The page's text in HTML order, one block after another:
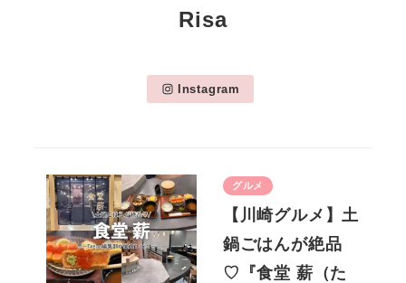
Risa
Instagram
グルメ
【川崎グルメ】土
鍋ごはんが絶品
♡『食堂 薪（た